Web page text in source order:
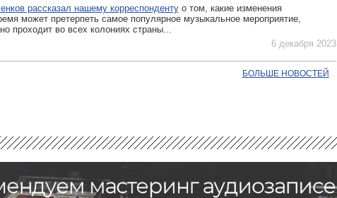
рассказал нашему корреспондентуо том, какие изменения
может претерпеть самое популярное музыкальное мероприятие,
проходит во всех колониях страны...
6 декабря 2023
БОЛЬШЕ НОВОСТЕЙ